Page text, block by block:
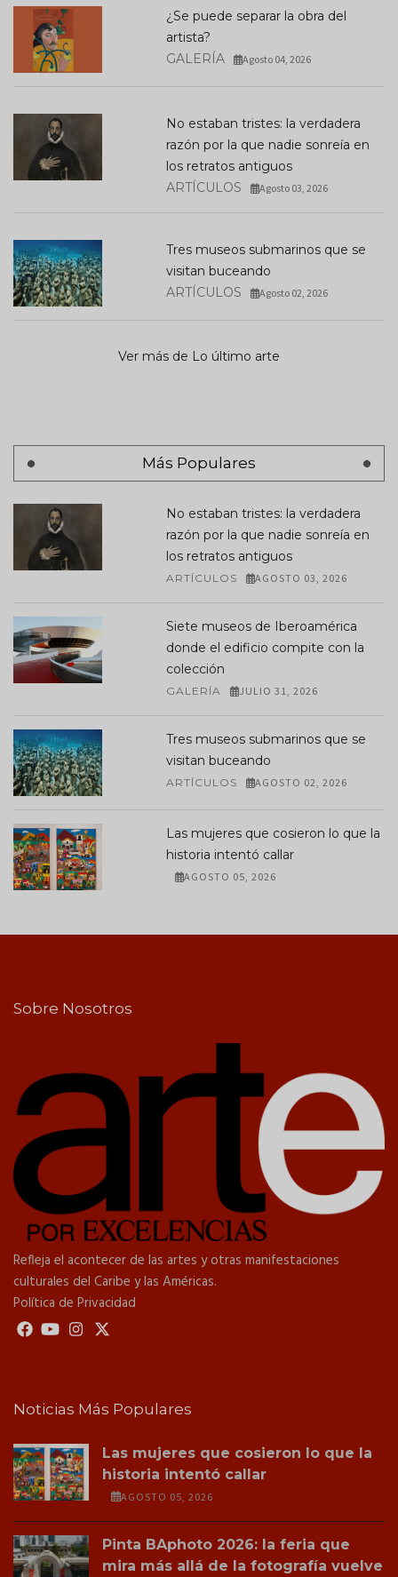
¿Se puede separar la obra del
artista?
GALERÍA
Agosto 04, 2026
No estaban tristes: la verdadera
razón por la que nadie sonreía en
los retratos antiguos
ARTÍCULOS
Agosto 03, 2026
Tres museos submarinos que se
visitan buceando
ARTÍCULOS
Agosto 02, 2026
Ver más de Lo último arte
Más Populares
No estaban tristes: la verdadera
razón por la que nadie sonreía en
los retratos antiguos
ARTÍCULOS AGOSTO 03, 2026
Siete museos de Iberoamérica
donde el edificio compite con la
colección
GALERÍA JULIO 31, 2026
Tres museos submarinos que se
visitan buceando
ARTÍCULOS AGOSTO 02, 2026
Las mujeres que cosieron lo que la
historia intentó callar
AGOSTO 05, 2026
Sobre Nosotros
Refleja el acontecer de las artes y otras manifestaciones
culturales del Caribe y las Américas.
Política de Privacidad
Noticias Más Populares
Las mujeres que cosieron lo que la
historia intentó callar
AGOSTO 05, 2026
Pinta BAphoto 2026: la feria que
mira más allá de la fotografía vuelve